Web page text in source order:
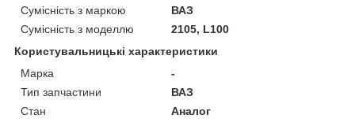
Сумісність з маркою
ВАЗ
Сумісність з моделлю
2105, L100
Користувальницькі характеристики
Марка
-
Тип запчастини
ВАЗ
Стан
Аналог